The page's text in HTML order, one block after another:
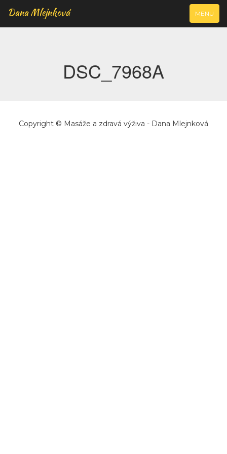
VYJÍŽDĚCÍ
NAVIGACE
MENU
Dana Mlejnková
DSC_7968A
Copyright © Masáže a zdravá výživa - Dana Mlejnková